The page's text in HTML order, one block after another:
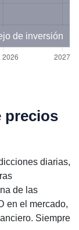
de inversión
precios
diarias,
de las
en el mercado,
Siempre